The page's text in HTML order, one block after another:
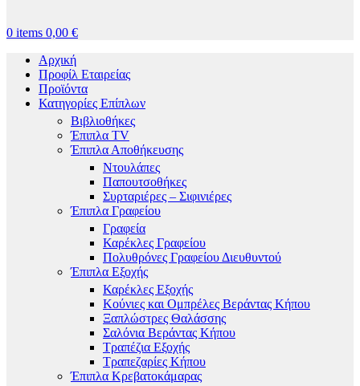
0 items 0,00 €
Αρχική
Προφίλ Εταιρείας
Προϊόντα
Κατηγορίες Επίπλων
Βιβλιοθήκες
Έπιπλα TV
Έπιπλα Αποθήκευσης
Ντουλάπες
Παπουτσοθήκες
Συρταριέρες – Σιφινιέρες
Έπιπλα Γραφείου
Γραφεία
Καρέκλες Γραφείου
Πολυθρόνες Γραφείου Διευθυντού
Έπιπλα Εξοχής
Καρέκλες Εξοχής
Κούνιες και Ομπρέλες Βεράντας Κήπου
Ξαπλώστρες Θαλάσσης
Σαλόνια Βεράντας Κήπου
Τραπέζια Εξοχής
Τραπεζαρίες Κήπου
Έπιπλα Κρεβατοκάμαρας